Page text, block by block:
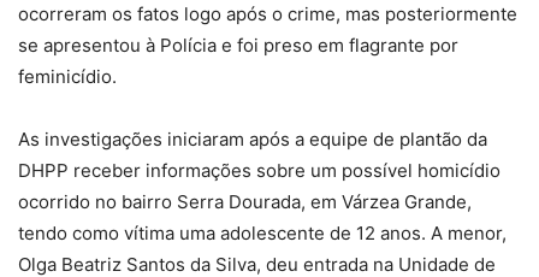
ocorreram os fatos logo após o crime, mas posteriormente
se apresentou à Polícia e foi preso em flagrante por
feminicídio.
As investigações iniciaram após a equipe de plantão da
DHPP receber informações sobre um possível homicídio
ocorrido no bairro Serra Dourada, em Várzea Grande,
tendo como vítima uma adolescente de 12 anos. A menor,
Olga Beatriz Santos da Silva, deu entrada na Unidade de